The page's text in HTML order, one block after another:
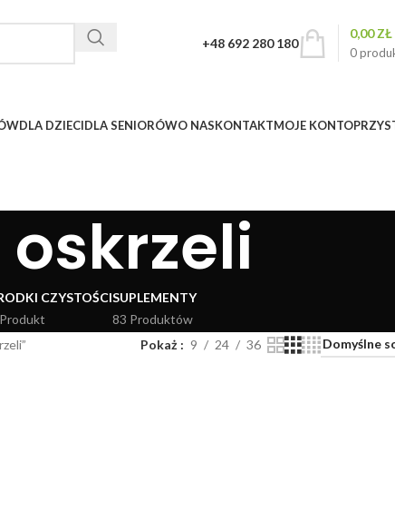
+48 692 280 180
0
0,00ZŁ
DLA DZIECIDLA SENIORÓWO NASKONTAKTMOJE KONTO
CZYSTOŚCISUPLEMENTY
83 Produktów
Pokaż 9 24 36